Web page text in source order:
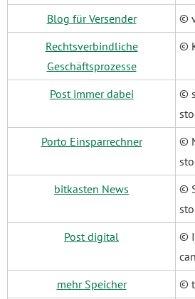
Blog für Versender
©
Rechtsverbindliche
Geschäftsprozesse
©
Post immer dabei
©
Porto Einsparrechner
©
bitkasten News
©
Post digital
©
mehr Speicher
©